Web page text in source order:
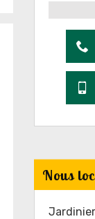
Nous